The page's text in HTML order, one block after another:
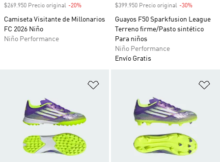
$269.950 Precio original -20%
Camiseta Visitante de Millonarios
FC 2026 Niño
Niño Performance
$399.950 Precio original -30%
Guayos F50 Sparkfusion League
Terreno firme/Pasto sintético
Para niños
Niño Performance
Envío Gratis